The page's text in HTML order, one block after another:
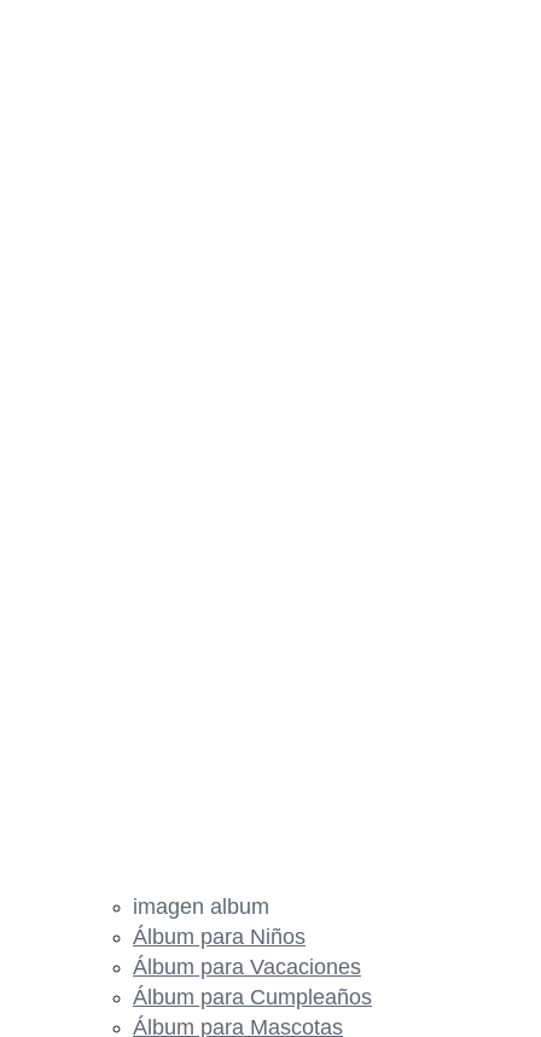
imagen album
Álbum para Niños
Álbum para Vacaciones
Álbum para Cumpleaños
Álbum para Mascotas